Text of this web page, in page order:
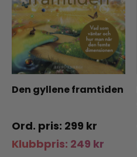
Den gyllene framtiden
299 kr
Klubbpris: 249 kr